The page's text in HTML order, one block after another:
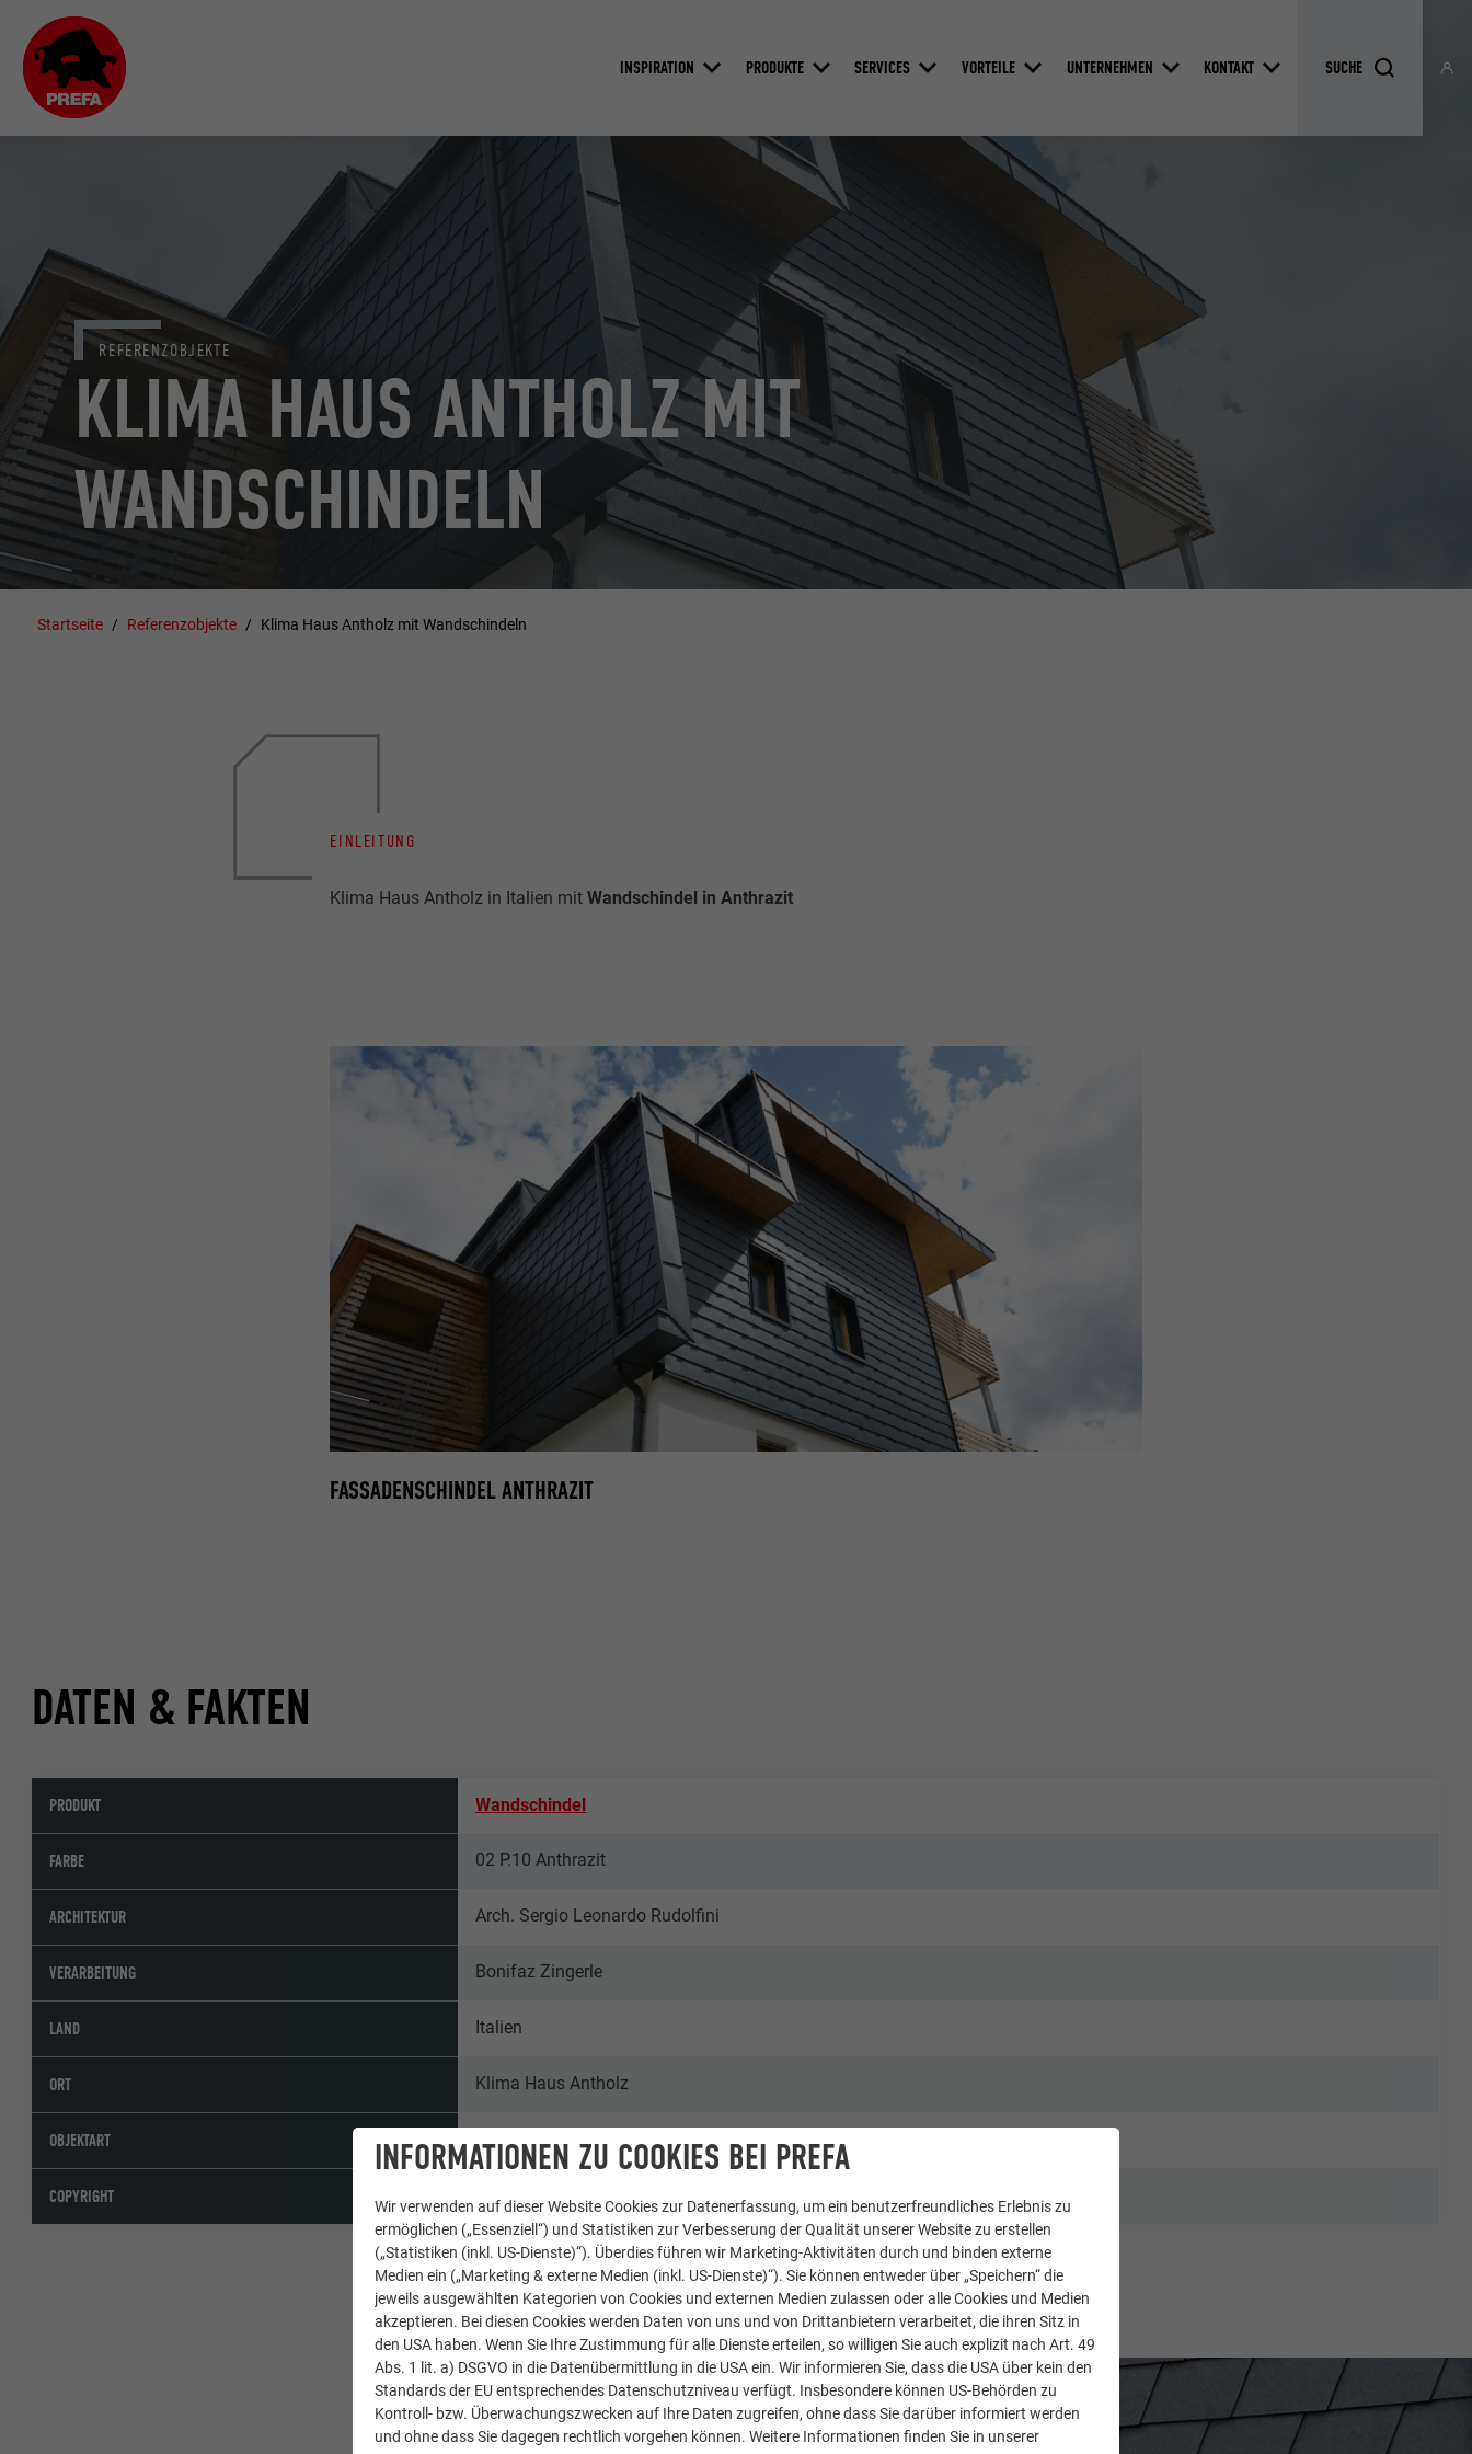
INSPIRATION PRODUKTE SERVICES VORTEILE UNTERNEHMEN KONTAKT
KLIMA HAUS ANTHOLZ MIT
WANDSCHINDELN
REFERENZOBJEKTE
Startseite Referenzobjekte Klima Haus Antholz mit Wandschindeln
EINLEITUNG
Klima Haus Antholz in Italien mitWandschindel in Anthrazit
FASSADENSCHINDEL ANTHRAZIT
DATEN & FAKTEN
PRODUKT Wandschindel
FARBE 02 P.10 Anthrazit
ARCHITEKTUR Arch. Sergio Leonardo Rudolfini
VERARBEITUNG Bonifaz Zingerle
LAND Italien
ORT Klima Haus Antholz
OBJEKTART Einfamilienhäuser
COPYRIGHT © PREFA | Croce & Wir
INFORMATIONEN ZU COOKIES BEI PREFA
Wir verwenden auf dieser Website Cookies zur Datenerfassung, um ein benutzerfreundliches Erlebnis zu
ermöglichen („Essenziell“) und Statistiken zur Verbesserung der Qualität unserer Website zu erstellen
(„Statistiken (inkl. US-Dienste)“). Überdies führen wir Marketing-Aktivitäten durch und binden externe
Medien ein („Marketing & externe Medien (inkl. US-Dienste)“). Sie können entweder über „Speichern“ die
jeweils ausgewählten Kategorien von Cookies und externen Medien zulassen oder alle Cookies und Medien
akzeptieren. Bei diesen Cookies werden Daten von uns und von Drittanbietern verarbeitet, die ihren Sitz in
den USA haben. Wenn Sie Ihre Zustimmung für alle Dienste erteilen, so willigen Sie auch explizit nach Art. 49
Abs. 1 lit. a) DSGVO in die Datenübermittlung in die USA ein. Wir informieren Sie, dass die USA über kein den
Standards der EU entsprechendes Datenschutzniveau verfügt. Insbesondere können US-Behörden zu
Kontroll- bzw. Überwachungszwecken auf Ihre Daten zugreifen, ohne dass Sie darüber informiert werden
und ohne dass Sie dagegen rechtlich vorgehen können. Weitere Informationen finden Sie in unserer